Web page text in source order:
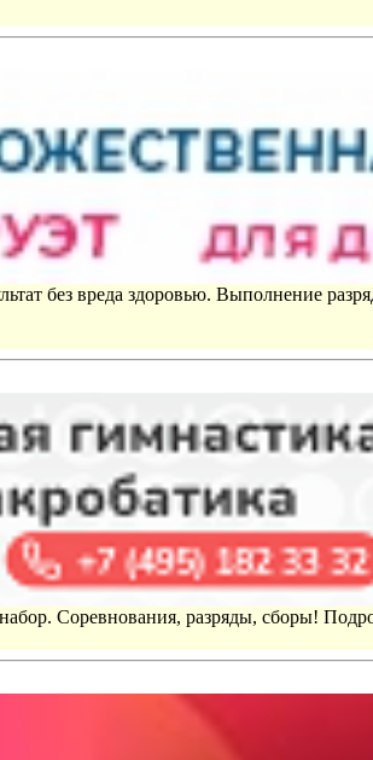
без вреда здоровью. Выполнение
Соревнования, разряды, сборы!